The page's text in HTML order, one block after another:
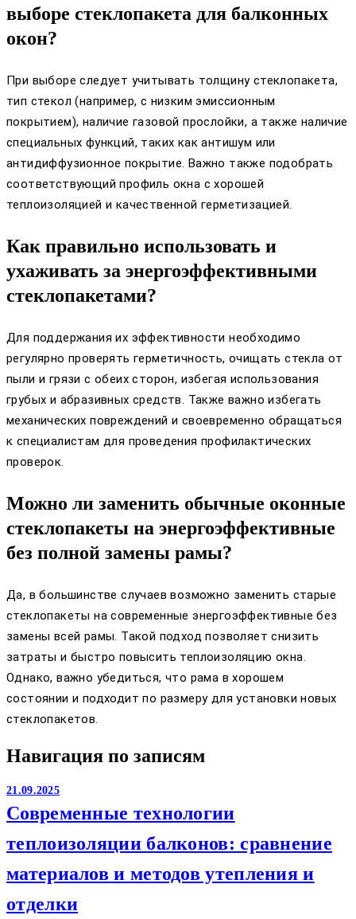
выборе стеклопакета для балконных
окон?
При выборе следует учитывать толщину стеклопакета,
тип стекол (например, с низким эмиссионным
покрытием), наличие газовой прослойки, а также наличие
специальных функций, таких как антишум или
антидиффузионное покрытие. Важно также подобрать
соответствующий профиль окна с хорошей
теплоизоляцией и качественной герметизацией.
Как правильно использовать и
ухаживать за энергоэффективными
стеклопакетами?
Для поддержания их эффективности необходимо
регулярно проверять герметичность, очищать стекла от
пыли и грязи с обеих сторон, избегая использования
грубых и абразивных средств. Также важно избегать
механических повреждений и своевременно обращаться
к специалистам для проведения профилактических
проверок.
Можно ли заменить обычные оконные
стеклопакеты на энергоэффективные
без полной замены рамы?
Да, в большинстве случаев возможно заменить старые
стеклопакеты на современные энергоэффективные без
замены всей рамы. Такой подход позволяет снизить
затраты и быстро повысить теплоизоляцию окна.
Однако, важно убедиться, что рама в хорошем
состоянии и подходит по размеру для установки новых
стеклопакетов.
Навигация по записям
21.09.2025
Современные технологии
теплоизоляции балконов: сравнение
материалов и методов утепления и
отделки